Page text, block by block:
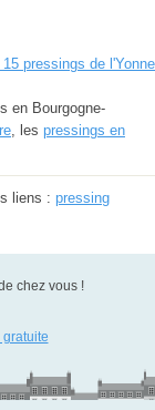
pressings de l'Yonne
en Bourgogne-
, les pressings en
liens : pressing
chez vous !
gratuite